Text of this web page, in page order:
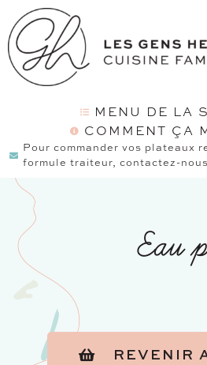
MENU DE LA
COMMENT ÇA
Pour commander vos plateaux
formule traiteur, contactez-nous
Eau
REVENIR